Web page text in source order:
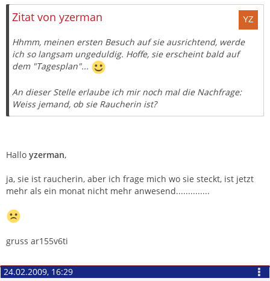
Zitat von yzerman
Hhmm, meinen ersten Besuch auf sie ausrichtend, werde
ich so langsam ungeduldig. Hoffe, sie erscheint bald auf
dem "Tagesplan"...
An dieser Stelle erlaube ich mir noch mal die Nachfrage:
Weiss jemand, ob sie Raucherin ist?
Hallo yzerman,
ja, sie ist raucherin, aber ich frage mich wo sie steckt, ist jetzt
mehr als ein monat nicht mehr anwesend..............
gruss ar155v6ti
Zitieren
24.02.2009, 16:29